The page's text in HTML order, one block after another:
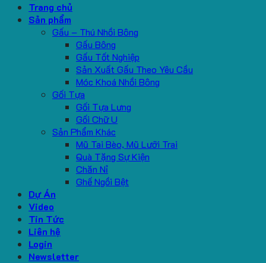
Trang chủ
Sản phẩm
Gấu – Thú Nhồi Bông
Gấu Bông
Gấu Tốt Nghiệp
Sản Xuất Gấu Theo Yêu Cầu
Móc Khoá Nhồi Bông
Gối Tựa
Gối Tựa Lưng
Gối Chữ U
Sản Phẩm Khác
Mũ Tai Bèo, Mũ Lưỡi Trai
Quà Tặng Sự Kiện
Chăn Nỉ
Ghế Ngồi Bệt
Dự Án
Video
Tin Tức
Liên hệ
Login
Newsletter